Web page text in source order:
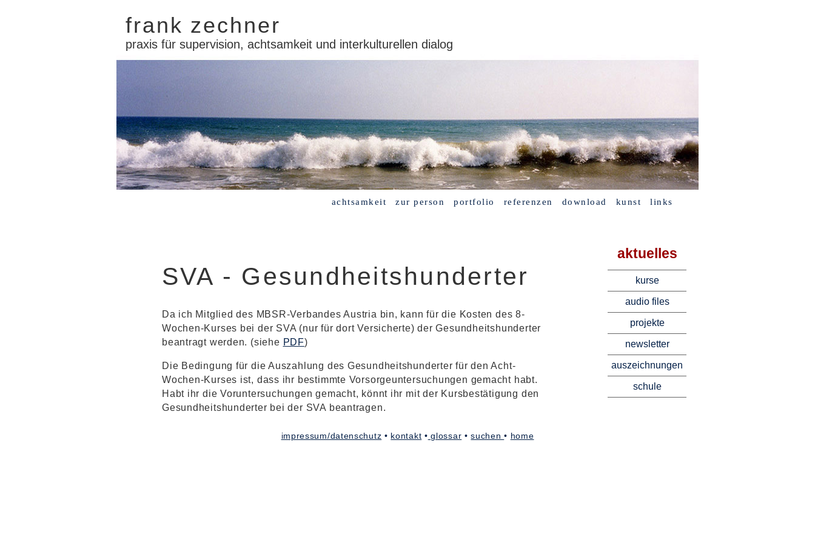
frank zechner
praxis für supervision, achtsamkeit und interkulturellen dialog
achtsamkeit zur person portfolio referenzen download kunst links
aktuelles
kurse
audio files
projekte
newsletter
auszeichnungen
schule
SVA - Gesundheitshunderter
Da ich Mitglied des MBSR-Verbandes Austria bin, kann für die Kosten des 8-
Wochen-Kurses bei der SVA (nur für dort Versicherte) der Gesundheitshunderter
beantragt werden. (siehe PDF)
Die Bedingung für die Auszahlung des Gesundheitshunderter für den Acht-
Wochen-Kurses ist, dass ihr bestimmte Vorsorgeuntersuchungen gemacht habt.
Habt ihr die Voruntersuchungen gemacht, könnt ihr mit der Kursbestätigung den
Gesundheitshunderter bei der SVA beantragen.
impressum/datenschutz • kontakt • glossar •suchen• home